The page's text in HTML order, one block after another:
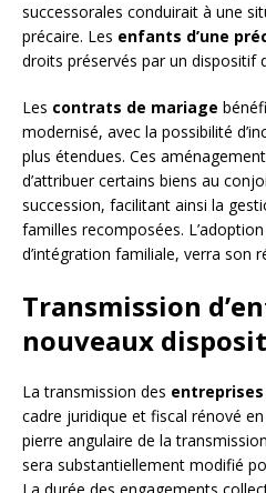
successorales conduirait à une
précaire. Les enfants d’une
droits préservés par un dispositif
Les contrats de mariage
modernisé, avec la possibilité
plus étendues. Ces
d’attribuer certains biens au
succession, facilitant ainsi la
familles recomposées.
d’intégration familiale, verra son
Transmission
nouveaux
La transmission des
cadre juridique et fiscal rénové
pierre angulaire de la
sera substantiellement modifié